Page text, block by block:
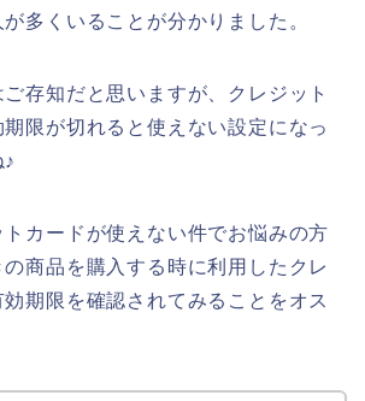
多くいることが分かりました。
存知だと思いますが、クレジット
限が切れると使えない設定になっ
カードが使えない件でお悩みの方
商品を購入する時に利用したクレ
期限を確認されてみることをオス